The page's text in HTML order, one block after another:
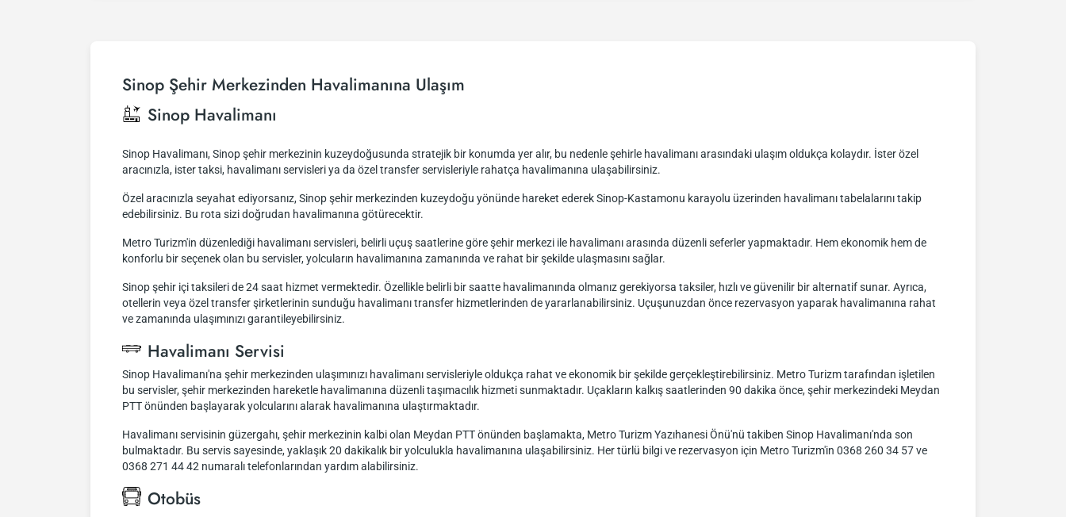
Sinop Şehir Merkezinden Havalimanına Ulaşım
Sinop Havalimanı
Sinop Havalimanı, Sinop şehir merkezinin kuzeydoğusunda stratejik bir konumda yer alır, bu nedenle şehirle havalimanı arasındaki ulaşım oldukça kolaydır. İster özel
aracınızla, ister taksi, havalimanı servisleri ya da özel transfer servisleriyle rahatça havalimanına ulaşabilirsiniz.
Özel aracınızla seyahat ediyorsanız, Sinop şehir merkezinden kuzeydoğu yönünde hareket ederek Sinop-Kastamonu karayolu üzerinden havalimanı tabelalarını takip
edebilirsiniz. Bu rota sizi doğrudan havalimanına götürecektir.
Metro Turizm'in düzenlediği havalimanı servisleri, belirli uçuş saatlerine göre şehir merkezi ile havalimanı arasında düzenli seferler yapmaktadır. Hem ekonomik hem de
konforlu bir seçenek olan bu servisler, yolcuların havalimanına zamanında ve rahat bir şekilde ulaşmasını sağlar.
Sinop şehir içi taksileri de 24 saat hizmet vermektedir. Özellikle belirli bir saatte havalimanında olmanız gerekiyorsa taksiler, hızlı ve güvenilir bir alternatif sunar. Ayrıca,
otellerin veya özel transfer şirketlerinin sunduğu havalimanı transfer hizmetlerinden de yararlanabilirsiniz. Uçuşunuzdan önce rezervasyon yaparak havalimanına rahat
ve zamanında ulaşımınızı garantileyebilirsiniz.
Havalimanı Servisi
Sinop Havalimanı'na şehir merkezinden ulaşımınızı havalimanı servisleriyle oldukça rahat ve ekonomik bir şekilde gerçekleştirebilirsiniz. Metro Turizm tarafından işletilen
bu servisler, şehir merkezinden hareketle havalimanına düzenli taşımacılık hizmeti sunmaktadır. Uçakların kalkış saatlerinden 90 dakika önce, şehir merkezindeki Meydan
PTT önünden başlayarak yolcularını alarak havalimanına ulaştırmaktadır.
Havalimanı servisinin güzergahı, şehir merkezinin kalbi olan Meydan PTT önünden başlamakta, Metro Turizm Yazıhanesi Önü'nü takiben Sinop Havalimanı'nda son
bulmaktadır. Bu servis sayesinde, yaklaşık 20 dakikalık bir yolculukla havalimanına ulaşabilirsiniz. Her türlü bilgi ve rezervasyon için Metro Turizm'in 0368 260 34 57 ve
0368 271 44 42 numaralı telefonlarından yardım alabilirsiniz.
Otobüs